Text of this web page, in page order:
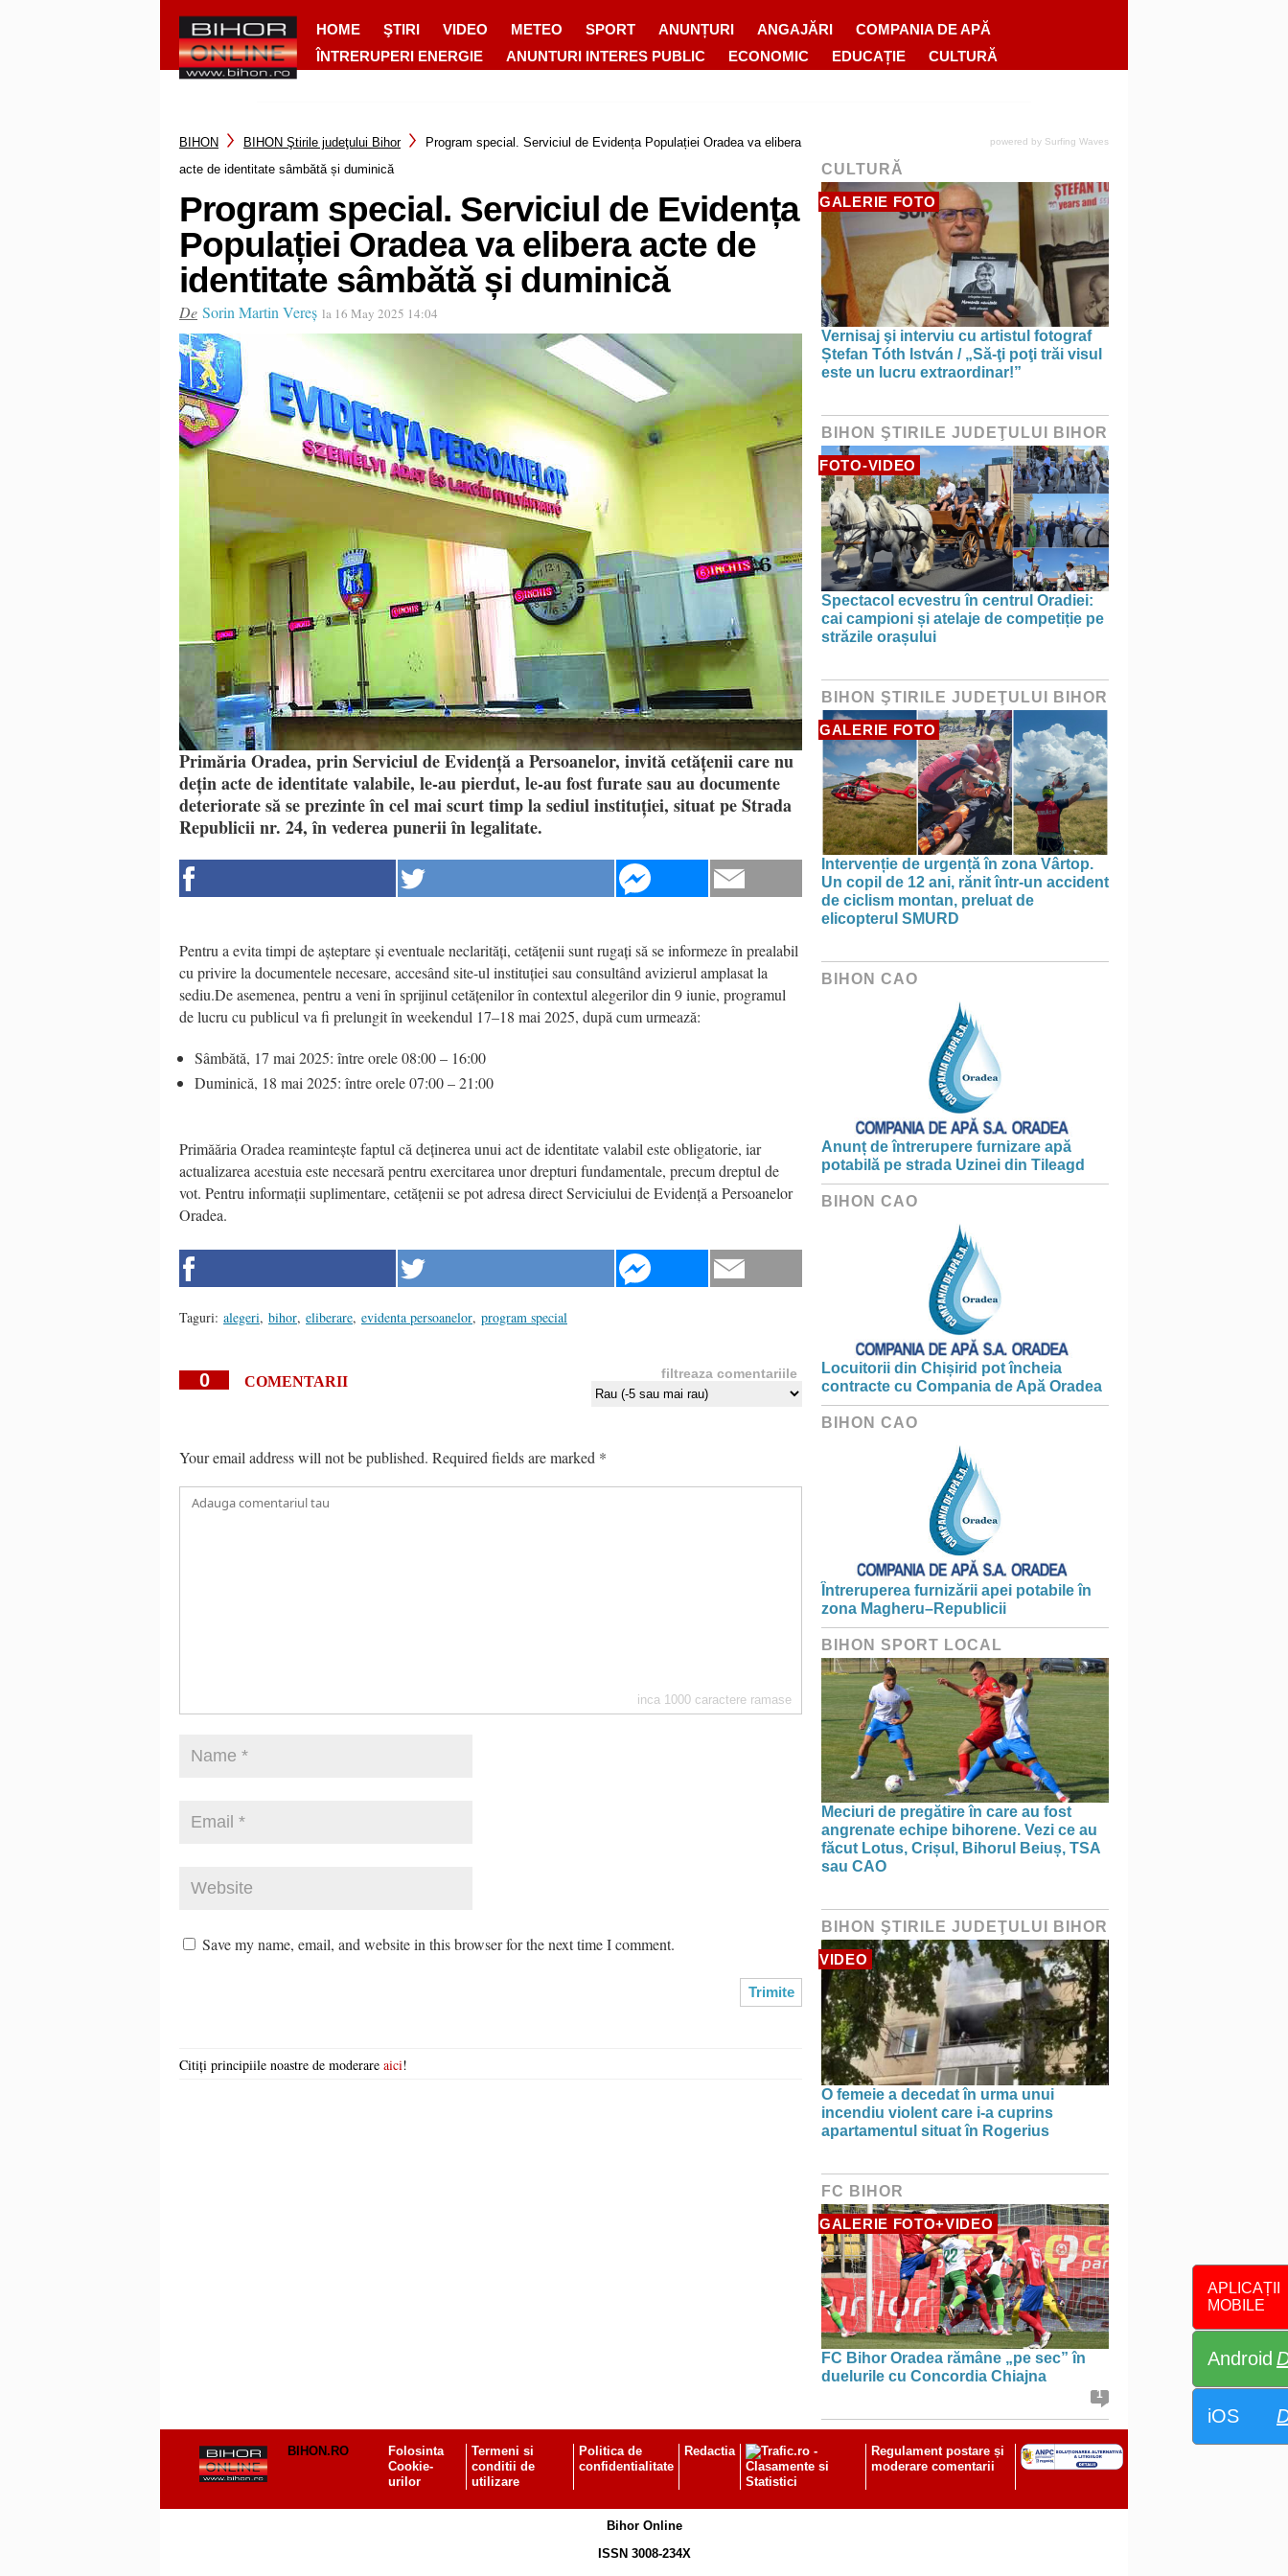
HOME ŞTIRI VIDEO METEO SPORT ANUNȚURI ANGAJĂRI
COMPANIA DE APĂ
ÎNTRERUPERI ENERGIE
ANUNTURI INTERES PUBLIC ECONOMIC EDUCAȚIE CULTURĂ
APLICAȚII
MOBILE
Android
iOS
BIHON BIHON Ştirile judeţului Bihor
Program special. Serviciul de Evidența Populației Oradea va elibera
acte de identitate sâmbătă și duminică
Program special. Serviciul de Evidența
Populației Oradea va elibera acte de
identitate sâmbătă și duminică
De Sorin Martin Vereș la 16 May 2025 14:04
Primăria Oradea, prin Serviciul de Evidență a Persoanelor, invită cetățenii care nu
dețin acte de identitate valabile, le-au pierdut, le-au fost furate sau au documente
deteriorate să se prezinte în cel mai scurt timp la sediul instituției, situat pe Strada
Republicii nr. 24, în vederea punerii în legalitate.
Pentru a evita timpi de așteptare și eventuale neclarități, cetățenii sunt rugați să se informeze în prealabil
cu privire la documentele necesare, accesând site-ul instituției sau consultând avizierul amplasat la
sediu.De asemenea, pentru a veni în sprijinul cetățenilor în contextul alegerilor din 9 iunie, programul
de lucru cu publicul va fi prelungit în weekendul 17–18 mai 2025, după cum urmează:
Sâmbătă, 17 mai 2025: între orele 08:00 – 16:00
Duminică, 18 mai 2025: între orele 07:00 – 21:00
Primăăria Oradea reamintește faptul că deținerea unui act de identitate valabil este obligatorie, iar
actualizarea acestuia este necesară pentru exercitarea unor drepturi fundamentale, precum dreptul de
vot. Pentru informații suplimentare, cetățenii se pot adresa direct Serviciului de Evidență a Persoanelor
Oradea.
Taguri: alegeri, bihor, eliberare, evidenta persoanelor, program special
0 COMENTARII filtreaza comentariile
Your email address will not be published. Required fields are marked *
inca 1000 caractere ramase
Save my name, email, and website in this browser for the next time I comment.
Citiți principiile noastre de moderare aici!
powered by Surfing Waves
CULTURĂ
GALERIE FOTO
Vernisaj şi interviu cu artistul fotograf
Ștefan Tóth István / „Să-ţi poţi trăi visul
este un lucru extraordinar!”
BIHON ŞTIRILE JUDEŢULUI BIHOR
FOTO-VIDEO
Spectacol ecvestru în centrul Oradiei:
cai campioni și atelaje de competiție pe
străzile orașului
BIHON ŞTIRILE JUDEŢULUI BIHOR
GALERIE FOTO
Intervenție de urgență în zona Vârtop.
Un copil de 12 ani, rănit într-un accident
de ciclism montan, preluat de
elicopterul SMURD
BIHON CAO
Anunț de întrerupere furnizare apă
potabilă pe strada Uzinei din Tileagd
BIHON CAO
Locuitorii din Chișirid pot încheia
contracte cu Compania de Apă Oradea
BIHON CAO
Întreruperea furnizării apei potabile în
zona Magheru–Republicii
BIHON SPORT LOCAL
Meciuri de pregătire în care au fost
angrenate echipe bihorene. Vezi ce au
făcut Lotus, Crișul, Bihorul Beiuș, TSA
sau CAO
BIHON ŞTIRILE JUDEŢULUI BIHOR
VIDEO
O femeie a decedat în urma unui
incendiu violent care i-a cuprins
apartamentul situat în Rogerius
FC BIHOR
GALERIE FOTO+VIDEO
FC Bihor Oradea rămâne „pe sec” în
duelurile cu Concordia Chiajna
1
BIHON.RO
Folosinta
Cookie-
urilor
Termeni si
conditii de
utilizare
Politica de
confidentialitate
Redactia
Regulament postare și
moderare comentarii
Bihor Online
ISSN 3008-234X